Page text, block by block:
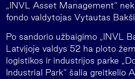
„INVL Asset Management“
fondo valdytojas Vytautas
Po sandorio užbaigimo „INVL
Latvijoje valdys 52 ha ploto
logistikos ir industrijos parke
Industrial Park“ šalia greitkelio